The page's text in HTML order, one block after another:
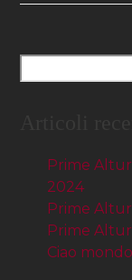
Prime
2024
Prime
Prime
Ciao